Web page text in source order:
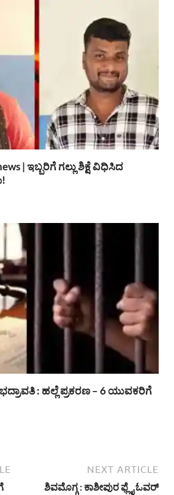
| ಇಬ್ಬರಿಗೆ ಗಲ್ಲು ಶಿಕ್ಷೆ ವಿಧಿಸಿದ
: ಹಲ್ಲೆ ಪ್ರಕರಣ – 6 ಯುವಕರಿಗೆ
NEXT ARTICLE
ಶಿವಮೊಗ್ಗ : ಕಾಶೀಪುರ ಫ್ಲೈ ಓವರ್